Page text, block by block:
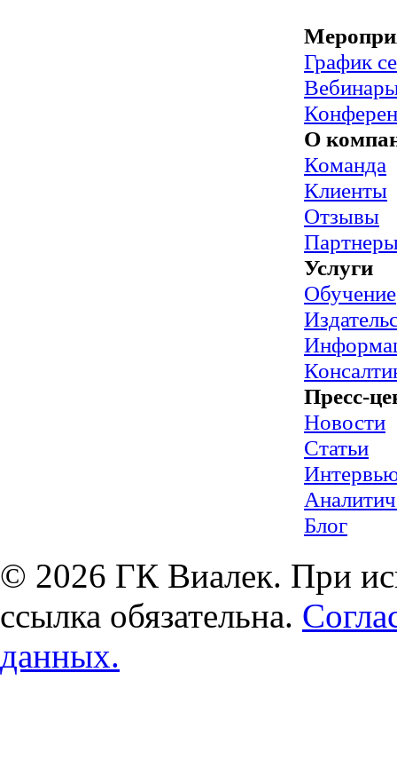
График
О
Команда
Клиенты
Отзывы
Услуги
Обучение
Пресс-
Новости
Статьи
Блог
© 2026 ГК Виалек. При
ссылка обязательна.
данных.